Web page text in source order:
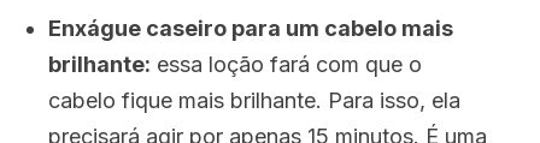
Enxágue caseiro para um cabelo mais
brilhante: essa loção fará com que o
cabelo fique mais brilhante. Para isso, ela
precisará agir por apenas 15 minutos. É uma